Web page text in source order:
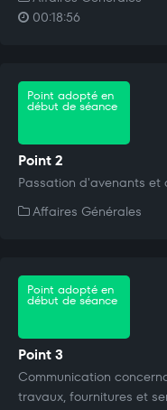
00:18:56
Point adopté en
début de séance
Point 2
Passation d'avenants
Affaires Générales
Point adopté en
début de séance
Point 3
Communication
travaux, fournitures et